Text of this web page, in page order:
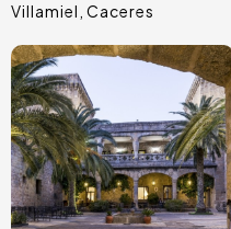
Villamiel Caceres
Image